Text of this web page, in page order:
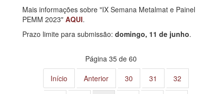
Mais informações sobre "IX Semana Metalmat e Painel
PEMM 2023" AQUI.
Prazo limite para submissão: domingo, 11 de junho.
Página 35 de 60
Início
Anterior 30 31 32